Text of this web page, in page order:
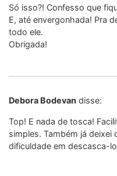
Só isso?! Confesso que
E, até envergonhada! Pra
todo ele.
Obrigada!
Debora Bodevan disse:
Top! E nada de tosca!
simples. Também já deixei
dificuldade em descasca-